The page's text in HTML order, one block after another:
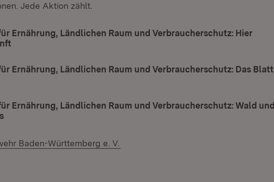
Jede Aktion zählt.
Ernährung, Ländlichen Raum und Verbraucherschutz: Hier
Ernährung, Ländlichen Raum und Verbraucherschutz: Das Blatt
Ernährung, Ländlichen Raum und Verbraucherschutz: Wald und
Baden-Württemberg e. V.